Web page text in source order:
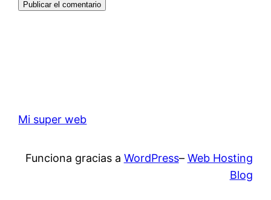
Mi super web
Funciona gracias a WordPress– Web Hosting
Blog